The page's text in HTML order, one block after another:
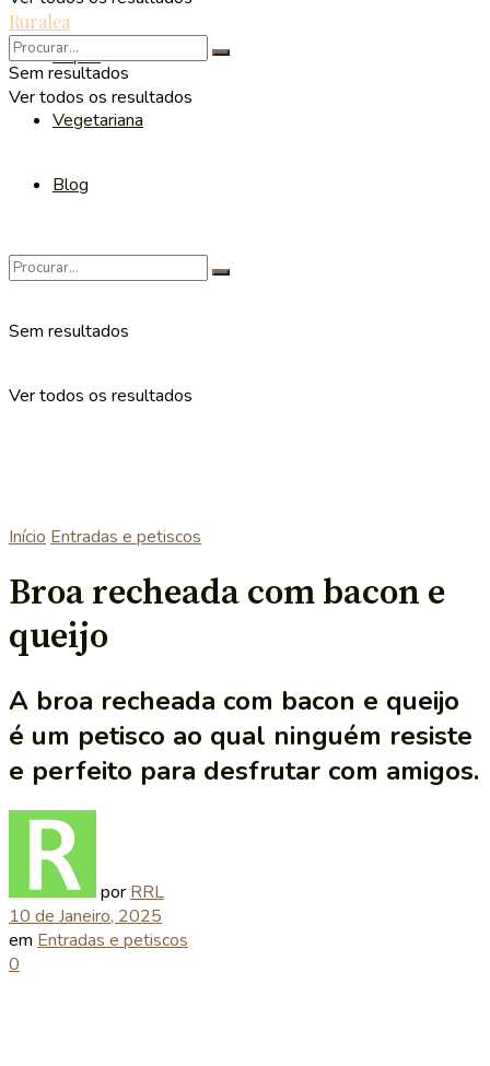
Sopas
Vegetariana
Blog
Sem resultados
Ver todos os resultados
Ruralea
Sem resultados
Ver todos os resultados
Início Entradas e petiscos
Broa recheada com bacon e
queijo
A broa recheada com bacon e queijo
é um petisco ao qual ninguém resiste
e perfeito para desfrutar com amigos.
por RRL
10 de Janeiro, 2025
em Entradas e petiscos
0